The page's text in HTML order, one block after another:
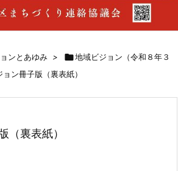
ンとあゆみ > 地域ビジョン（令和８年３
ン冊子版（裏表紙）
（裏表紙）